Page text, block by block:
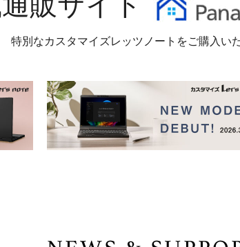
特別なカスタマイズレッツノートをご購入い